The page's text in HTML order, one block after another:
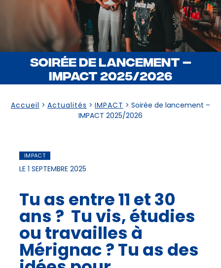
SOIRÉE DE LANCEMENT –
IMPACT 2025/2026
Accueil > Actualités > IMPACT > Soirée de lancement –
IMPACT 2025/2026
IMPACT
LE 1 SEPTEMBRE 2025
Tu as entre 11 et 30
ans ? Tu vis, étudies
ou travailles à
Mérignac ? Tu as des